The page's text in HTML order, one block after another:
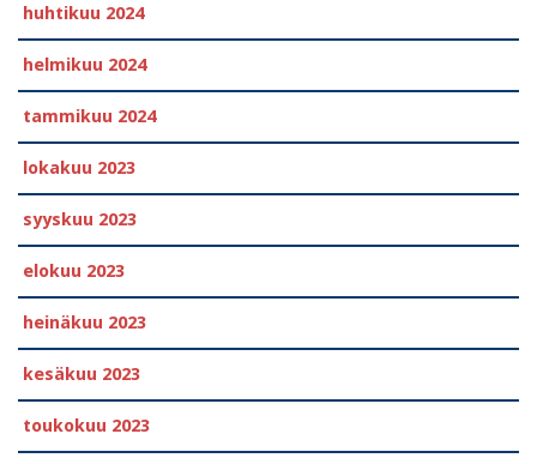
huhtikuu 2024
helmikuu 2024
tammikuu 2024
lokakuu 2023
syyskuu 2023
elokuu 2023
heinäkuu 2023
kesäkuu 2023
toukokuu 2023